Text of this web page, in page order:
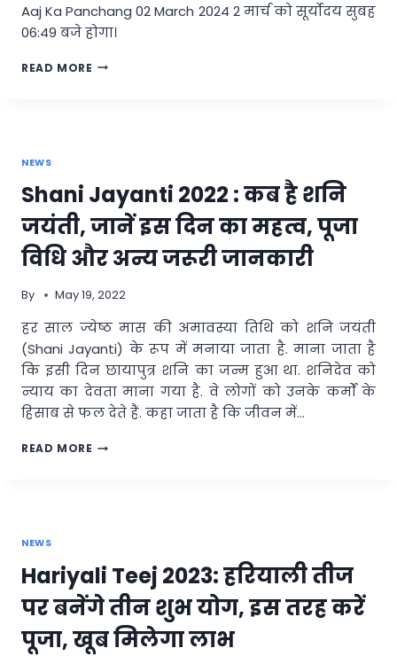
बीतेगी
जिंदगी
Aaj Ka Panchang 02 March 2024 2 मार्च को सूर्योदय सुबह
06:49 बजे होगा।
READ MORE AAJ
रहेगा
2
मार्च
का
पंचांग,
देखकर
करें
कोई
भी
शुभ
काम
NEWS
Shani Jayanti 2022 : कब है शनि
जयंती, जानें इस दिन का महत्व, पूजा
विधि और अन्य जरूरी जानकारी
By May 19, 2022
हर साल ज्येष्ठ मास की अमावस्या तिथि को शनि जयंती
(Shani Jayanti) के रूप में मनाया जाता है. माना जाता है
कि इसी दिन छायापुत्र शनि का जन्म हुआ था. शनिदेव को
न्याय का देवता माना गया है. वे लोगों को उनके कर्मों के
हिसाब से फल देते हैं. कहा जाता है कि जीवन में…
READ MORE SHANI
जयंती,
इस
दिन
का
महत्व,
NEWS
Hariyali Teej 2023: हरियाली तीज
पर बनेंगे तीन शुभ योग, इस तरह करें
पूजा, खूब मिलेगा लाभ